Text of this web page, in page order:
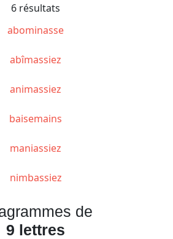
6 résultats
abominasse
abîmassiez
animassiez
baisemains
maniassiez
nimbassiez
de
9 lettres